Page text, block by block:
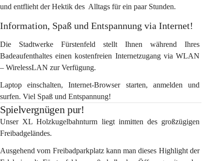
und entflieht der Hektik des  Alltags für ein paar Stunden.
Information, Spaß und Entspannung via Internet!
Die Stadtwerke Fürstenfeld stellt Ihnen während Ihres
Badeaufenthaltes einen kostenfreien Internetzugang via WLAN
– WirelessLAN zur Verfügung.
Laptop einschalten, Internet-Browser starten, anmelden und
surfen. Viel Spaß und Entspannung!
Spielvergnügen pur!
Unser XL Holzkugelbahnturm liegt inmitten des großzügigen
Freibadgeländes.
Ausgehend vom Freibadparkplatz kann man dieses Highlight der